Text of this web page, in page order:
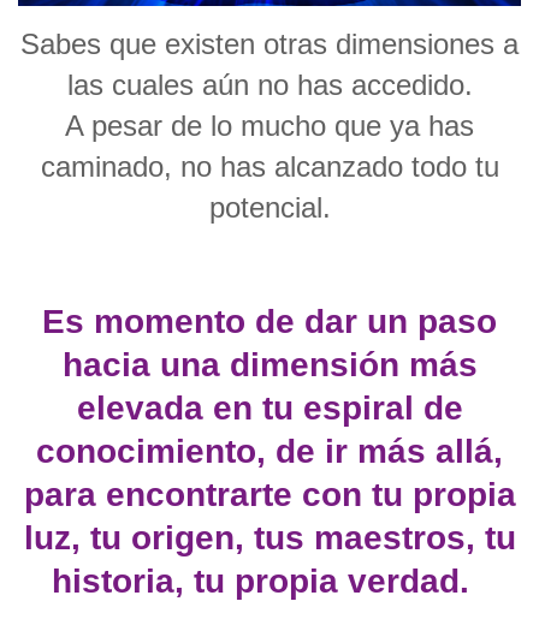
Sabes que existen otras dimensiones a
las cuales aún no has accedido.
A pesar de lo mucho que ya has
caminado, no has alcanzado todo tu
potencial.
Es momento de dar un paso
hacia una dimensión más
elevada en tu espiral de
conocimiento, de ir más allá,
para encontrarte con tu propia
luz, tu origen, tus maestros, tu
historia, tu propia verdad.